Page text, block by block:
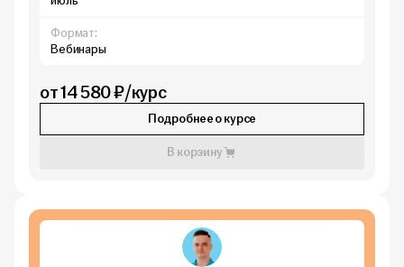
Формат:
Вебинары
от 14 580 ₽/курс
Подробнее о курсе
В корзину